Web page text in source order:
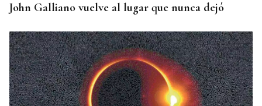
John Galliano vuelve al lugar que nunca dejó